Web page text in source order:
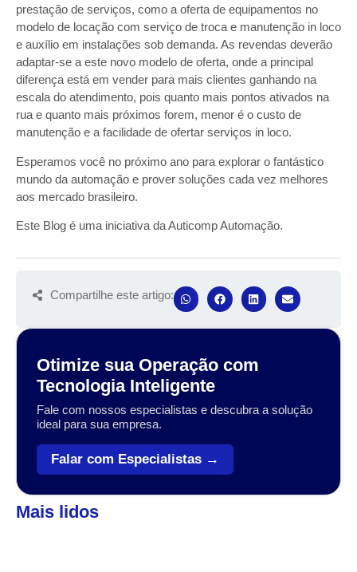
prestação de serviços, como a oferta de equipamentos no
modelo de locação com serviço de troca e manutenção in loco
e auxílio em instalações sob demanda. As revendas deverão
adaptar-se a este novo modelo de oferta, onde a principal
diferença está em vender para mais clientes ganhando na
escala do atendimento, pois quanto mais pontos ativados na
rua e quanto mais próximos forem, menor é o custo de
manutenção e a facilidade de ofertar serviços in loco.
Esperamos você no próximo ano para explorar o fantástico
mundo da automação e prover soluções cada vez melhores
aos mercado brasileiro.
Este Blog é uma iniciativa da Auticomp Automação.
Compartilhe este artigo:
Otimize sua Operação com
Tecnologia Inteligente
Fale com nossos especialistas e descubra a solução
ideal para sua empresa.
Falar com Especialistas →
Mais lidos